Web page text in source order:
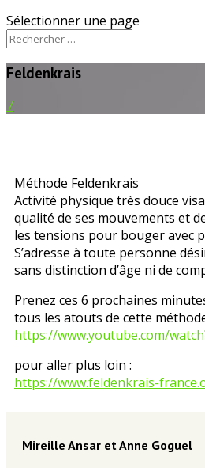
Sélectionner une page
Feldenkrais
7
Méthode Feldenkrais
Activité physique très douce
qualité de ses mouvements et
les tensions pour bouger avec
S’adresse à toute personne
sans distinction d’âge ni de
Prenez ces 6 prochaines
tous les atouts de cette
https://www.youtube.com/
pour aller plus loin :
https://www.feldenkrais-
Mireille Ansar et Anne Goguel